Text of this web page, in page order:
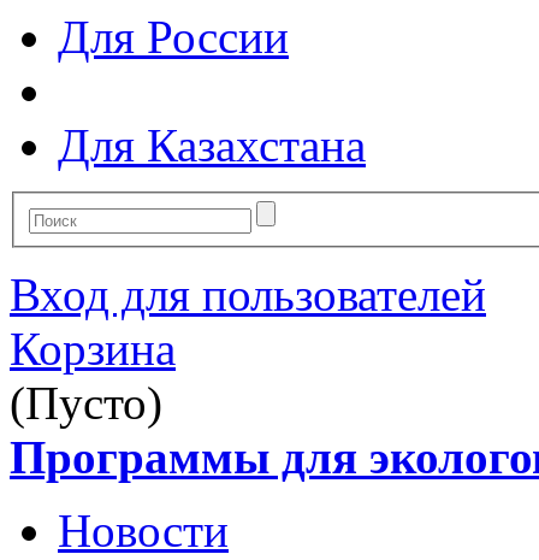
Для России
Для Казахстана
Вход для пользователей
Корзина
(Пусто)
Программы для
Новости